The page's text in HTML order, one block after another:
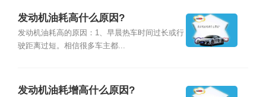
发动机油耗高什么原因?
发动机油耗高的原因：1、早晨热车时间过长或行
驶距离过短。相信很多车主都...
发动机油耗增高什么原因?